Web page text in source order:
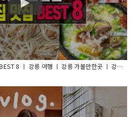
꼭꼭 숨어있는 강릉 맛집 추천 BEST 8 ㅣ 강릉 여행 ㅣ 강릉 가볼만한곳 ㅣ 강릉 1박2일 코스 ㅣ 강원도 여행